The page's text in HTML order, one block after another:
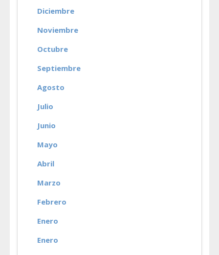
Diciembre
Noviembre
Octubre
Septiembre
Agosto
Julio
Junio
Mayo
Abril
Marzo
Febrero
Enero
Enero